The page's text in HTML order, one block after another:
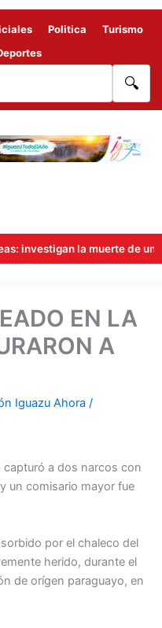
Politica
Turismo
🔍
la muerte de un
EN LA
A
Iguazu Ahora /
capturó a dos narcos con
un comisario mayor fue
por el chaleco del
herido, durante el
de orígen paraguayo, en